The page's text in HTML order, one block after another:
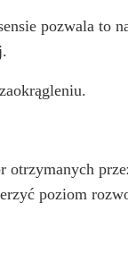
pozwala to
otrzymanych
poziom